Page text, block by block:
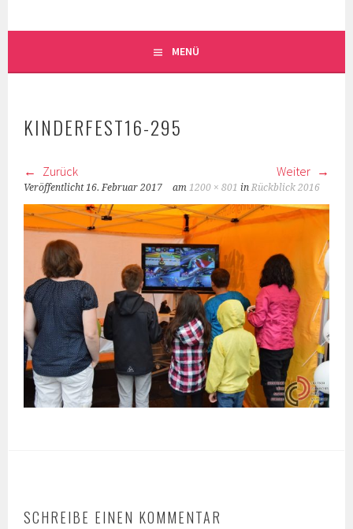
MENÜ
KINDERFEST16-295
Zurück Weiter
Veröffentlicht 16. Februar 2017 am 1200 × 801 in Rückblick 2016
SCHREIBE EINEN KOMMENTAR